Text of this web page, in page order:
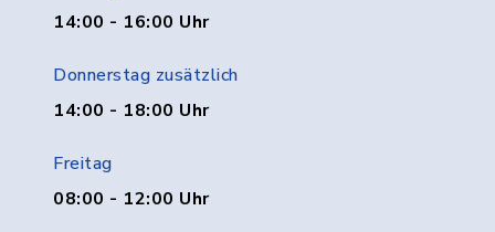
14:00 - 16:00 Uhr
Donnerstag zusätzlich
14:00 - 18:00 Uhr
Freitag
08:00 - 12:00 Uhr